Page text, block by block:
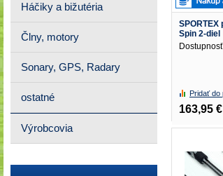
Spin 2-diel
Pridať do
163,95 €
Háčiky a bižutéria
Člny, motory
Sonary, GPS, Radary
ostatné
Výrobcovia